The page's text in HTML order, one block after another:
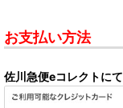
お支払い方法
佐川急便eコレクトに